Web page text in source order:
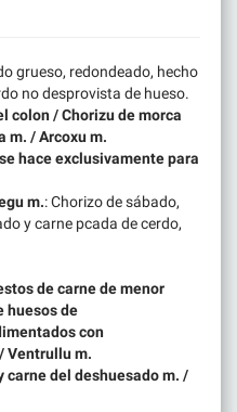
grueso, redondeado, hecho
no desprovista de hueso.
colon / Chorizu de morca
m. / Arcoxu m.
hace exclusivamente para
m.: Chorizo de sábado,
y carne pcada de cerdo,
de carne de menor
huesos de
con
Ventrullu m.
carne del deshuesado m. /